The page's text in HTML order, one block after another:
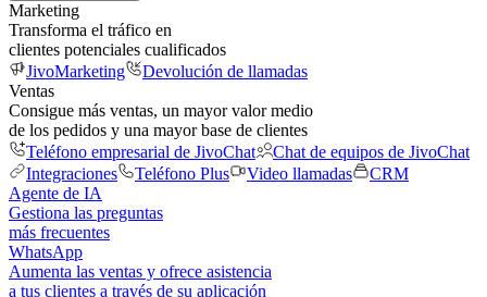
Marketing
Transforma el tráfico en
clientes potenciales cualificados
JivoMarketing
Devolución de llamadas
Ventas
Consigue más ventas, un mayor valor medio
de los pedidos y una mayor base de clientes
Teléfono empresarial de JivoChat
Chat de equipos de JivoChat
Integraciones
Teléfono Plus Video llamadas
CRM
Agente de IA
Gestiona las preguntas
más frecuentes
WhatsApp
Aumenta las ventas y ofrece asistencia
a tus clientes a través de su aplicación